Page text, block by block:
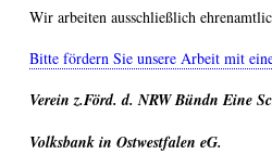
Wir arbeiten ausschließlich
Bitte fördern Sie unsere Arbeit mit
Verein z.Förd. d. NRW Bündn Eine
Volksbank in Ostwestfalen eG.